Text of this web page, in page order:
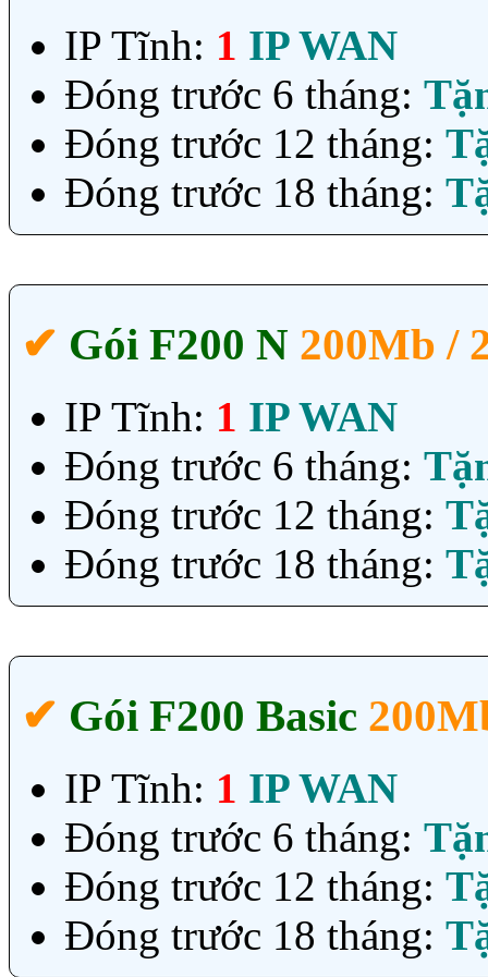
IP Tĩnh: 1 IP WAN
Đóng trước 6 tháng:
Đóng trước 12 tháng:
Đóng trước 18 tháng:
✔‎ Gói F200 N 200Mb /
IP Tĩnh: 1 IP WAN
Đóng trước 6 tháng:
Đóng trước 12 tháng:
Đóng trước 18 tháng:
✔‎ Gói F200 Basic
IP Tĩnh: 1 IP WAN
Đóng trước 6 tháng:
Đóng trước 12 tháng:
Đóng trước 18 tháng: